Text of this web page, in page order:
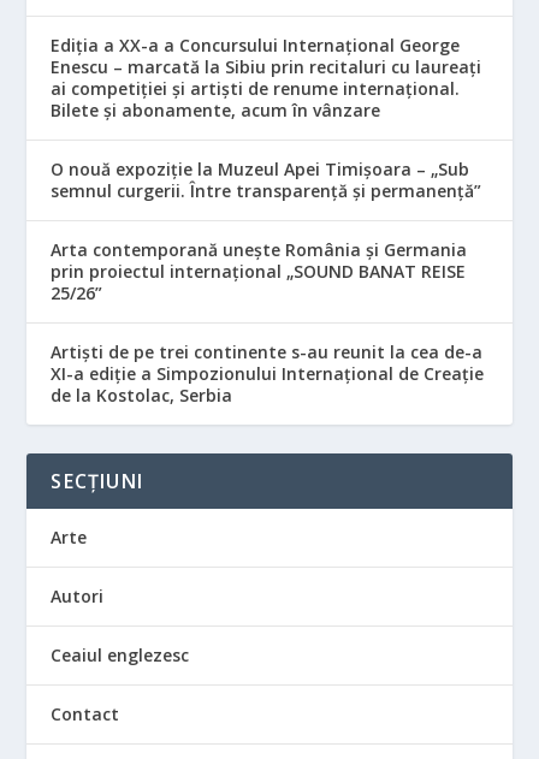
Ediția a XX-a a Concursului Internațional George
Enescu – marcată la Sibiu prin recitaluri cu laureați
ai competiției și artiști de renume internațional.
Bilete și abonamente, acum în vânzare
O nouă expoziție la Muzeul Apei Timișoara – „Sub
semnul curgerii. Între transparență și permanență”
Arta contemporană unește România și Germania
prin proiectul internațional „SOUND BANAT REISE
25/26”
Artiști de pe trei continente s-au reunit la cea de-a
XI-a ediție a Simpozionului Internațional de Creație
de la Kostolac, Serbia
SECȚIUNI
Arte
Autori
Ceaiul englezesc
Contact